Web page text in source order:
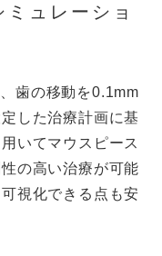
ュレーショ
歯の移動を0.1mm
した治療計画に基
いてマウスピース
の高い治療が可能
視化できる点も安